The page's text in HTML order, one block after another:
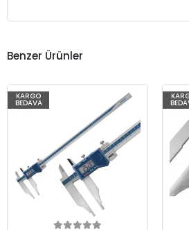
Benzer Ürünler
KARGO
BEDAVA